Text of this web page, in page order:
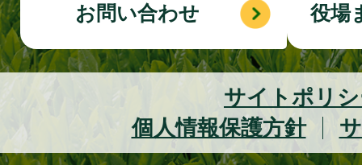
お問い合わせ 役場
サイトポリ
個人情報保護方針